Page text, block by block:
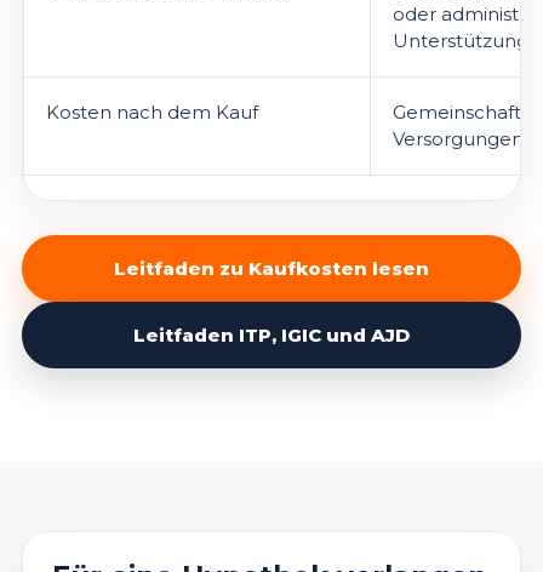
oder
Unterstützung
Kosten nach dem Kauf
Gemeinschaft,
Versorgungen,
Leitfaden zu Kaufkosten lesen
Leitfaden ITP, IGIC und AJD